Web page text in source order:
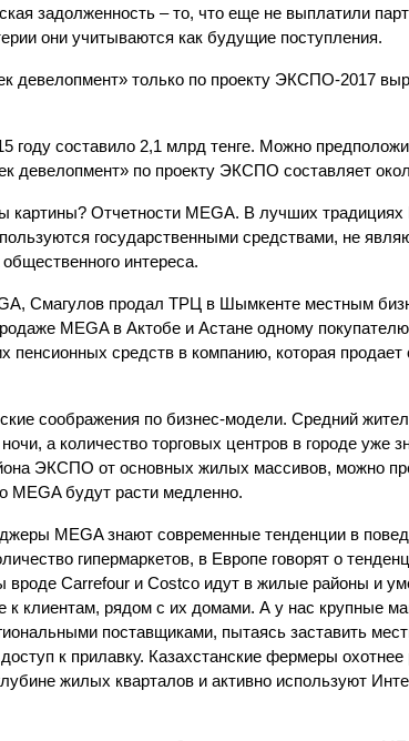
задолженность – то, что еще не выплатили
они учитываются как будущие поступления.
девелопмент» только по проекту ЭКСПО-2017
году составило 2,1 млрд тенге. Можно
девелопмент» по проекту ЭКСПО составляет
картины? Отчетности MEGA. В лучших традициях
государственными средствами, не
интереса.
Смагулов продал ТРЦ в Шымкенте местным
MEGA в Актобе и Астане одному
пенсионных средств в компанию, которая продает
соображения по бизнес-модели. Средний
а количество торговых центров в городе уже
ЭКСПО от основных жилых массивов, можно
MEGA будут расти медленно.
MEGA знают современные тенденции в
гипермаркетов, в Европе говорят о
вроде Carrefour и Costco идут в жилые районы и
клиентам, рядом с их домами. А у нас крупные
поставщиками, пытаясь заставить
к прилавку. Казахстанские фермеры
жилых кварталов и активно используют